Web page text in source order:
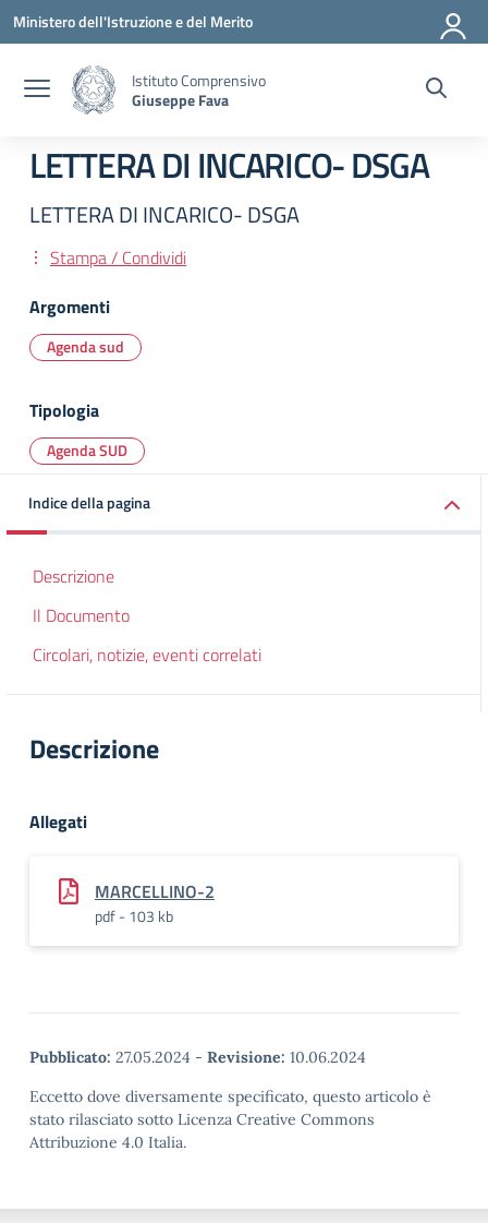
Vai ai contenuti
Vai al menu di navigazione
Vai al footer
Ministero dell'Istruzione e del Merito
Istituto Comprensivo
Giuseppe Fava
LETTERA DI INCARICO- DSGA
LETTERA DI INCARICO- DSGA
Stampa / Condividi
Argomenti
Agenda sud
Tipologia
Agenda SUD
Indice della pagina
Descrizione
Il Documento
Circolari, notizie, eventi correlati
Descrizione
Allegati
MARCELLINO-2
pdf - 103 kb
Pubblicato: 27.05.2024 - Revisione: 10.06.2024
Eccetto dove diversamente specificato, questo articolo è
stato rilasciato sotto Licenza Creative Commons
Attribuzione 4.0 Italia.